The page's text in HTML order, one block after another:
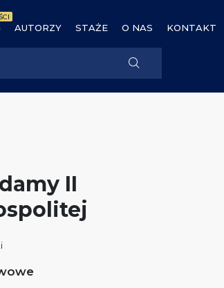
AUTORZY STAŻE O NAS KONTAKT
II